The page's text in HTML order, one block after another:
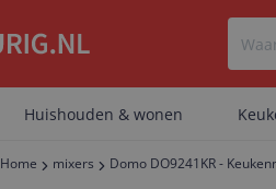
Huishouden & wonen
Home mixers Domo DO9241KR -